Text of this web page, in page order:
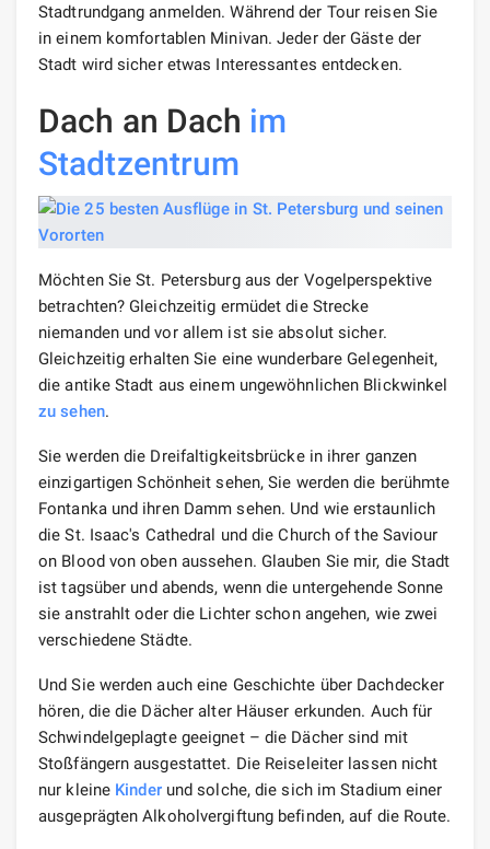
Stadtrundgang anmelden. Während der Tour reisen Sie
in einem komfortablen Minivan. Jeder der Gäste der
Stadt wird sicher etwas Interessantes entdecken.
Dach an Dach im
Stadtzentrum
Möchten Sie St. Petersburg aus der Vogelperspektive
betrachten? Gleichzeitig ermüdet die Strecke
niemanden und vor allem ist sie absolut sicher.
Gleichzeitig erhalten Sie eine wunderbare Gelegenheit,
die antike Stadt aus einem ungewöhnlichen Blickwinkel
zu sehen.
Sie werden die Dreifaltigkeitsbrücke in ihrer ganzen
einzigartigen Schönheit sehen, Sie werden die berühmte
Fontanka und ihren Damm sehen. Und wie erstaunlich
die St. Isaac's Cathedral und die Church of the Saviour
on Blood von oben aussehen. Glauben Sie mir, die Stadt
ist tagsüber und abends, wenn die untergehende Sonne
sie anstrahlt oder die Lichter schon angehen, wie zwei
verschiedene Städte.
Und Sie werden auch eine Geschichte über Dachdecker
hören, die die Dächer alter Häuser erkunden. Auch für
Schwindelgeplagte geeignet – die Dächer sind mit
Stoßfängern ausgestattet. Die Reiseleiter lassen nicht
nur kleine Kinderund solche, die sich im Stadium einer
ausgeprägten Alkoholvergiftung befinden, auf die Route.